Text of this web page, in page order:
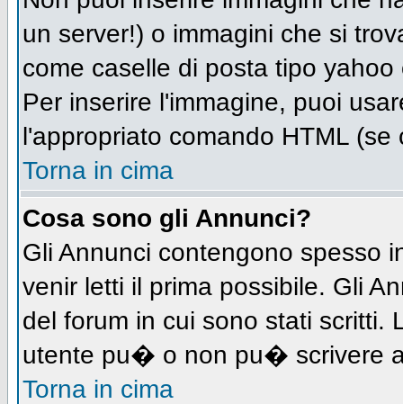
un server!) o immagini che si
come caselle di posta tipo
Per inserire l'immagine, puoi
l'appropriato comando HTML (se
Torna in cima
Cosa sono gli Annunci?
Gli Annunci contengono spesso
venir letti il prima possibile. Gli
del forum in cui sono stati
utente pu� o non pu� scrivere
Torna in cima